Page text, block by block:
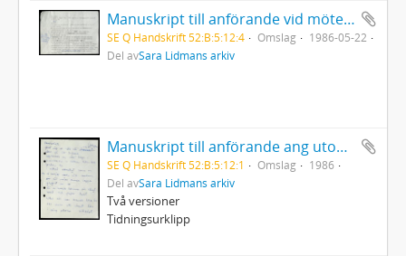
Manuskript till anförande vid möte anordnat av Folkkampanjen mot kärnkraft, Umeå
SE Q Handskrift 52:B:5:12:4 Omslag
1986-05-22
Del avSara Lidmans arkiv
Manuskript till anförande ang utomparlamentariska aktioner (stoppa gifttågen)
SE Q Handskrift 52:B:5:12:1 Omslag
1986
Del avSara Lidmans arkiv
Två versioner
Tidningsurklipp